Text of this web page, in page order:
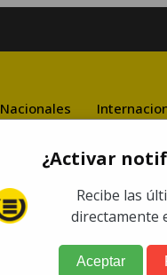
Nacionales
¿Activar
Recibe las
directamente
Aceptar